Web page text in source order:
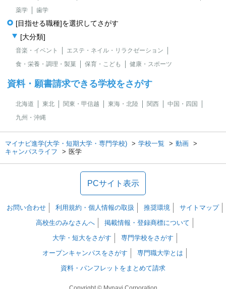
薬学
歯学
[目指せる職種]を選択してさがす
[大分類]
音楽・イベント
エステ・ネイル・リラクゼーション
食・栄養・調理・製菓
保育・こども 健康・スポーツ
資料・願書請求できる学校をさがす
北海道 東北 関東・甲信越 東海・北陸 関西
中国・四国
九州・沖縄
マイナビ進学(大学・短期大学・専門学校) 学校一覧
動画
キャンパスライフ
医学
PCサイト表示
お問い合わせ 利用規約・個人情報の取扱 推奨環境
サイトマップ
高校生のみなさんへ
掲載情報・登録商標について
大学・短大をさがす
専門学校をさがす
オープンキャンパスをさがす
専門職大学とは
資料・パンフレットをまとめて請求